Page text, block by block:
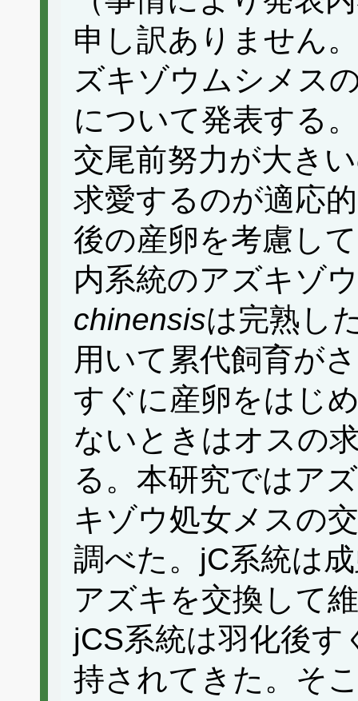
申し訳ありません
ズキゾウムシメス
について発表する
交尾前努力が大き
求愛するのが適応
後の産卵を考慮し
内系統のアズキゾ
chinensisは完熟し
用いて累代飼育が
すぐに産卵をはじ
ないときはオスの
る。本研究ではア
キゾウ処女メスの
調べた。jC系統は
アズキを交換して
jCS系統は羽化後
持されてきた。そ